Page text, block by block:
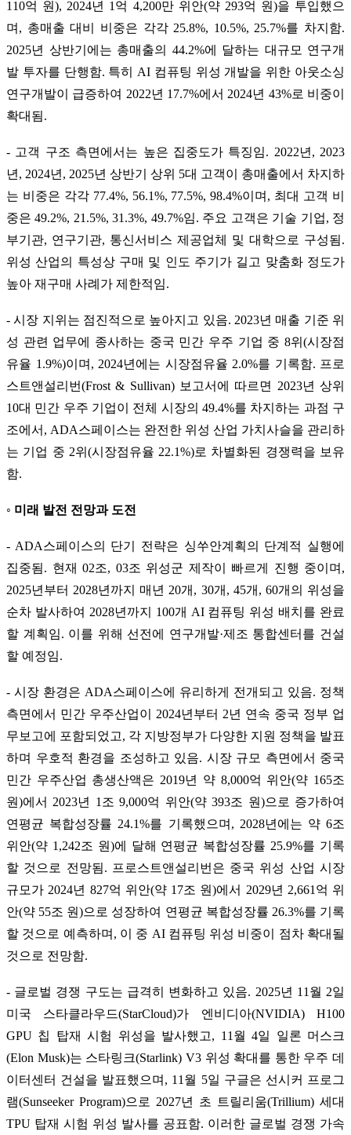
110억 원), 2024년 1억 4,200만 위안(약 293억 원)을 투입했으
며, 총매출 대비 비중은 각각 25.8%, 10.5%, 25.7%를 차지함.
2025년 상반기에는 총매출의 44.2%에 달하는 대규모 연구개
발 투자를 단행함. 특히 AI 컴퓨팅 위성 개발을 위한 아웃소싱
연구개발이 급증하여 2022년 17.7%에서 2024년 43%로 비중이
확대됨.
- 고객 구조 측면에서는 높은 집중도가 특징임. 2022년, 2023
년, 2024년, 2025년 상반기 상위 5대 고객이 총매출에서 차지하
는 비중은 각각 77.4%, 56.1%, 77.5%, 98.4%이며, 최대 고객 비
중은 49.2%, 21.5%, 31.3%, 49.7%임. 주요 고객은 기술 기업, 정
부기관, 연구기관, 통신서비스 제공업체 및 대학으로 구성됨.
위성 산업의 특성상 구매 및 인도 주기가 길고 맞춤화 정도가
높아 재구매 사례가 제한적임.
- 시장 지위는 점진적으로 높아지고 있음. 2023년 매출 기준 위
성 관련 업무에 종사하는 중국 민간 우주 기업 중 8위(시장점
유율 1.9%)이며, 2024년에는 시장점유율 2.0%를 기록함. 프로
스트앤설리번(Frost & Sullivan) 보고서에 따르면 2023년 상위
10대 민간 우주 기업이 전체 시장의 49.4%를 차지하는 과점 구
조에서, ADA스페이스는 완전한 위성 산업 가치사슬을 관리하
는 기업 중 2위(시장점유율 22.1%)로 차별화된 경쟁력을 보유
함.
◦ 미래 발전 전망과 도전
- ADA스페이스의 단기 전략은 싱쑤안계획의 단계적 실행에
집중됨. 현재 02조, 03조 위성군 제작이 빠르게 진행 중이며,
2025년부터 2028년까지 매년 20개, 30개, 45개, 60개의 위성을
순차 발사하여 2028년까지 100개 AI 컴퓨팅 위성 배치를 완료
할 계획임. 이를 위해 선전에 연구개발·제조 통합센터를 건설
할 예정임.
- 시장 환경은 ADA스페이스에 유리하게 전개되고 있음. 정책
측면에서 민간 우주산업이 2024년부터 2년 연속 중국 정부 업
무보고에 포함되었고, 각 지방정부가 다양한 지원 정책을 발표
하며 우호적 환경을 조성하고 있음. 시장 규모 측면에서 중국
민간 우주산업 총생산액은 2019년 약 8,000억 위안(약 165조
원)에서 2023년 1조 9,000억 위안(약 393조 원)으로 증가하여
연평균 복합성장률 24.1%를 기록했으며, 2028년에는 약 6조
위안(약 1,242조 원)에 달해 연평균 복합성장률 25.9%를 기록
할 것으로 전망됨. 프로스트앤설리번은 중국 위성 산업 시장
규모가 2024년 827억 위안(약 17조 원)에서 2029년 2,661억 위
안(약 55조 원)으로 성장하여 연평균 복합성장률 26.3%를 기록
할 것으로 예측하며, 이 중 AI 컴퓨팅 위성 비중이 점차 확대될
것으로 전망함.
- 글로벌 경쟁 구도는 급격히 변화하고 있음. 2025년 11월 2일
미국 스타클라우드(StarCloud)가 엔비디아(NVIDIA) H100
GPU 칩 탑재 시험 위성을 발사했고, 11월 4일 일론 머스크
(Elon Musk)는 스타링크(Starlink) V3 위성 확대를 통한 우주 데
이터센터 건설을 발표했으며, 11월 5일 구글은 선시커 프로그
램(Sunseeker Program)으로 2027년 초 트릴리움(Trillium) 세대
TPU 탑재 시험 위성 발사를 공표함. 이러한 글로벌 경쟁 가속